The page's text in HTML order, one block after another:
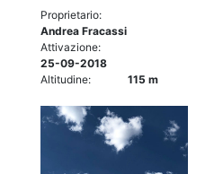
Proprietario:
Andrea Fracassi
Attivazione:
25-09-2018
Altitudine:
115 m